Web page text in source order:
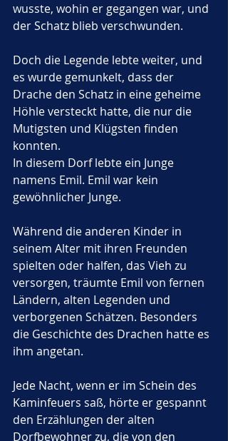
wusste, wohin er gegangen war, und
der Schatz blieb verschwunden.
Doch die Legende lebte weiter, und
es wurde gemunkelt, dass der
Drache den Schatz in eine geheime
Höhle versteckt hatte, die nur die
Mutigsten und Klügsten finden
konnten.
In diesem Dorf lebte ein Junge
namens Emil. Emil war kein
gewöhnlicher Junge.
Während die anderen Kinder in
seinem Alter mit ihren Freunden
spielten oder halfen, das Vieh zu
versorgen, träumte Emil von fernen
Ländern, alten Legenden und
verborgenen Schätzen. Besonders
die Geschichte des Drachen hatte es
ihm angetan.
Jede Nacht, wenn er im Schein des
Kaminfeuers saß, hörte er gespannt
den Erzählungen der alten
Dorfbewohner zu, die von den